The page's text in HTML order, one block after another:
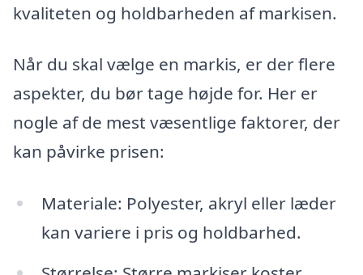
kvaliteten og holdbarheden af markisen.
Når du skal vælge en markis, er der flere
aspekter, du bør tage højde for. Her er
nogle af de mest væsentlige faktorer, der
kan påvirke prisen:
Materiale: Polyester, akryl eller læder
kan variere i pris og holdbarhed.